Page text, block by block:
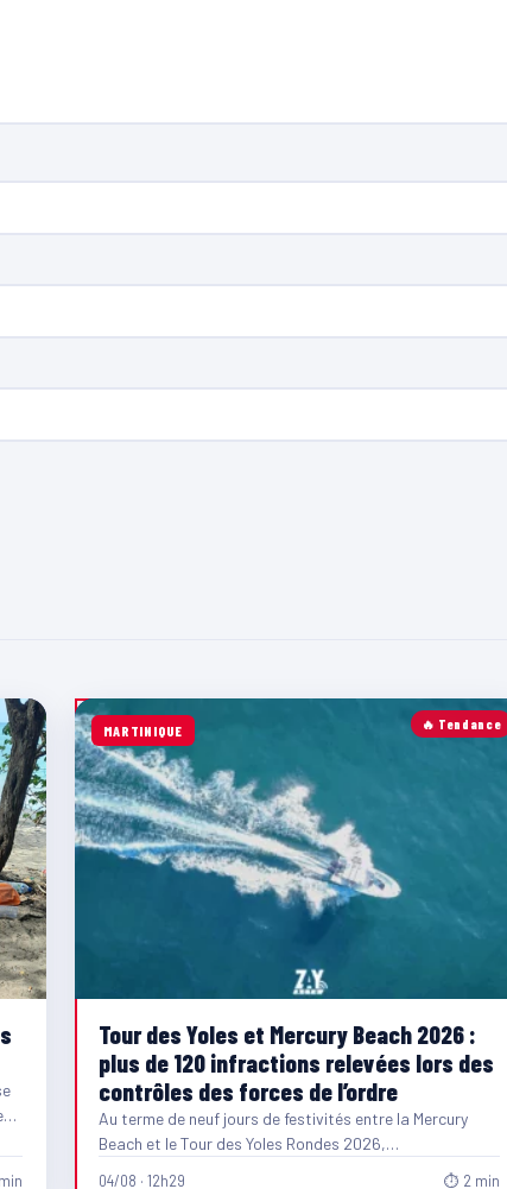
🔥 Tendance
MARTINIQUE
Tour des Yoles et Mercury Beach 2026 :
plus de 120 infractions relevées lors des
contrôles des forces de l’ordre
Au terme de neuf jours de festivités entre la Mercury
Beach et le Tour des Yoles Rondes 2026,…
04/08 · 12h29 ⏱ 2 min